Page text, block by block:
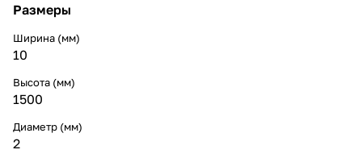
Размеры
Ширина (мм)
10
Высота (мм)
1500
Диаметр (мм)
2